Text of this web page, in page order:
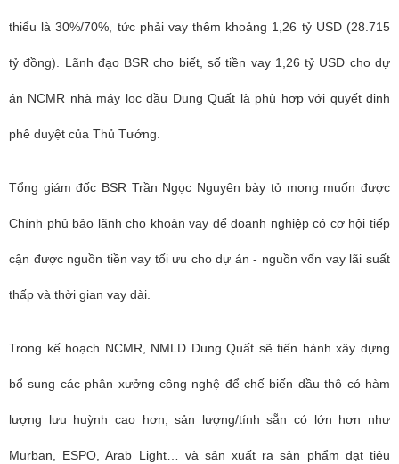
thiểu là 30%/70%, tức phải vay thêm khoảng 1,26 tỷ USD (28.715
tỷ đồng). Lãnh đạo BSR cho biết, số tiền vay 1,26 tỷ USD cho dự
án NCMR nhà máy lọc dầu Dung Quất là phù hợp với quyết định
phê duyệt của Thủ Tướng.
Tổng giám đốc BSR Trần Ngọc Nguyên bày tỏ mong muốn được
Chính phủ bảo lãnh cho khoản vay để doanh nghiệp có cơ hội tiếp
cận được nguồn tiền vay tối ưu cho dự án - nguồn vốn vay lãi suất
thấp và thời gian vay dài.
Trong kế hoạch NCMR, NMLD Dung Quất sẽ tiến hành xây dựng
bổ sung các phân xưởng công nghệ để chế biến dầu thô có hàm
lượng lưu huỳnh cao hơn, sản lượng/tính sẵn có lớn hơn như
Murban, ESPO, Arab Light… và sản xuất ra sản phẩm đạt tiêu